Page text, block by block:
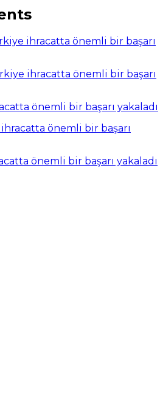
ihracatta önemli bir başarı
ihracatta önemli bir başarı
önemli bir başarı yakaladı
önemli bir başarı
önemli bir başarı yakaladı